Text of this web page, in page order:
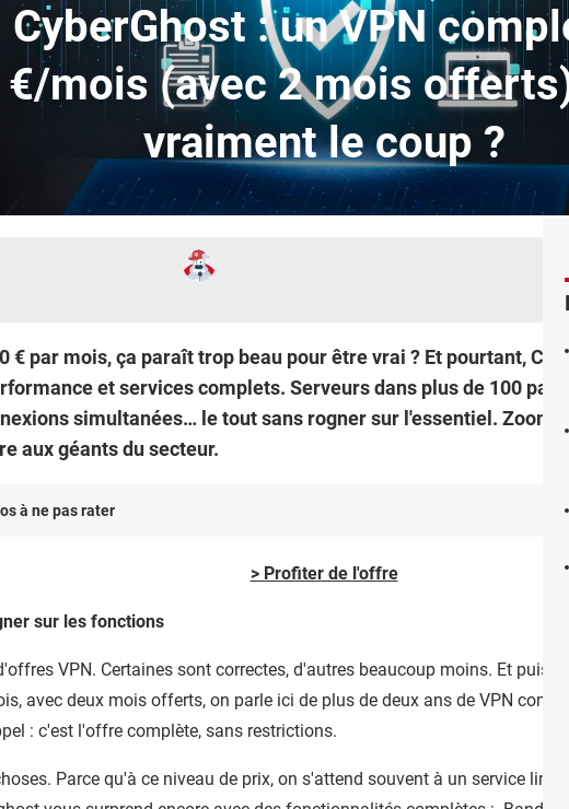
CyberGhost : un VPN
€/mois (avec 2 mois
vraiment le coup ?
€ par mois, ça paraît trop beau pour être vrai ? Et pourtant,
et services complets. Serveurs dans plus de 100
simultanées… le tout sans rogner sur l'essentiel. Zoom
aux géants du secteur.
à ne pas rater
> Profiter de l'offre
sur les fonctions
VPN. Certaines sont correctes, d'autres beaucoup moins. Et puis, il
avec deux mois offerts, on parle ici de plus de deux ans de VPN
: c'est l'offre complète, sans restrictions.
Parce qu'à ce niveau de prix, on s'attend souvent à un service